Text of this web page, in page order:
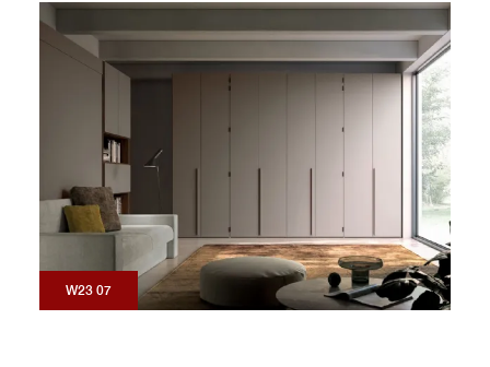
W23 07